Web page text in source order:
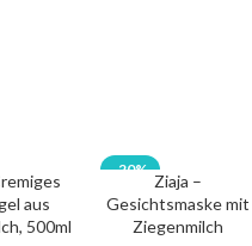
aus
500ml
-20%
Ziaja –
Gesichtsmaske mit
Ziegenmilch